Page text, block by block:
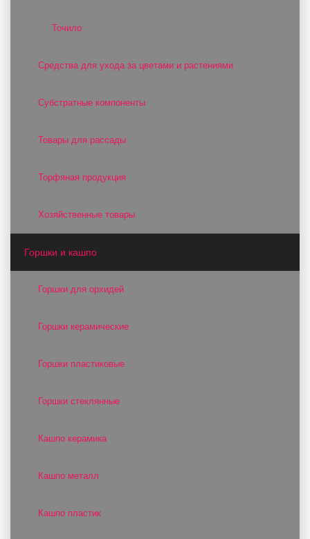
Точило
Средства для ухода за цветами и растениями
Субстратные компоненты
Товары для рассады
Торфяная продукция
Хозяйственные товары
Горшки и кашпо
Горшки для орхидей
Горшки керамические
Горшки пластиковые
Горшки стеклянные
Кашпо керамика
Кашпо металл
Кашпо пластик